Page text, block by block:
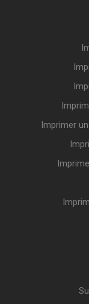
Imprimer